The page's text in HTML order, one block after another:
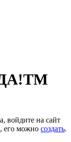
TM
войдите на сайт
его можно создать.